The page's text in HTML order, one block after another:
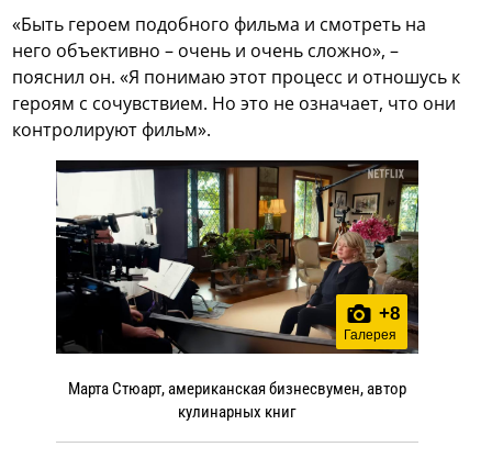
«Быть героем подобного фильма и смотреть на
него объективно – очень и очень сложно», –
пояснил он. «Я понимаю этот процесс и отношусь к
героям с сочувствием. Но это не означает, что они
контролируют фильм».
+8
Галерея
Марта Стюарт, американская бизнесвумен, автор
кулинарных книг